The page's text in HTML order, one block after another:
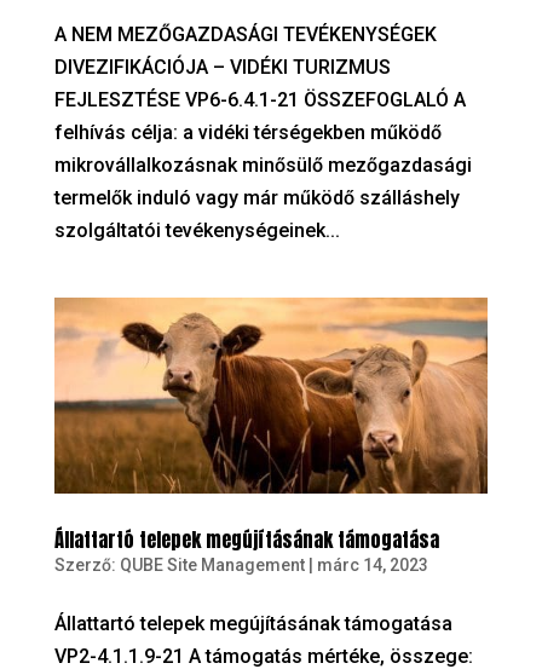
A NEM MEZŐGAZDASÁGI TEVÉKENYSÉGEK
DIVEZIFIKÁCIÓJA – VIDÉKI TURIZMUS
FEJLESZTÉSE VP6-6.4.1-21 ÖSSZEFOGLALÓ A
felhívás célja: a vidéki térségekben működő
mikrovállalkozásnak minősülő mezőgazdasági
termelők induló vagy már működő szálláshely
szolgáltatói tevékenységeinek...
Állattartó telepek megújításának támogatása
Szerző: QUBE Site Management| márc 14, 2023
Állattartó telepek megújításának támogatása
VP2-4.1.1.9-21 A támogatás mértéke, összege: